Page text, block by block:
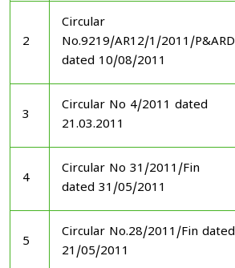
2
Circular
No.9219/AR12/1/2011/P&ARD
dated 10/08/2011
3
Circular No 4/2011 dated
21.03.2011
4
Circular No 31/2011/Fin
dated 31/05/2011
5
Circular No.28/2011/Fin dated
21/05/2011